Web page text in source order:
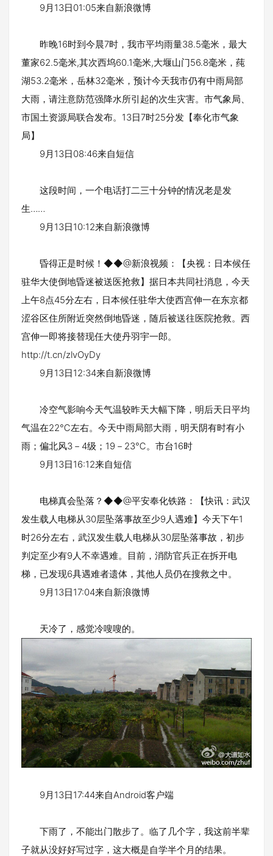
9月13日01:05来自新浪微博
昨晚16时到今晨7时，我市平均雨量38.5毫米，最大
董家62.5毫米,其次西坞60.1毫米,大堰山门56.8毫米，莼
湖53.2毫米，岳林32毫米，预计今天我市仍有中雨局部
大雨，请注意防范强降水所引起的次生灾害。市气象局、
市国土资源局联合发布。13日7时25分发【奉化市气象
局】
9月13日08:46来自短信
这段时间，一个电话打二三十分钟的情况老是发
生……
9月13日10:12来自新浪微博
昏得正是时候！◆◆@新浪视频：【央视：日本候任
驻华大使倒地昏迷被送医抢救】据日本共同社消息，今天
上午8点45分左右，日本候任驻华大使西宫伸一在东京都
涩谷区住所附近突然倒地昏迷，随后被送往医院抢救。西
宫伸一即将接替现任大使丹羽宇一郎。
http://t.cn/zlvOyDy
9月13日12:34来自新浪微博
冷空气影响今天气温较昨天大幅下降，明后天日平均
气温在22℃左右。今天中雨局部大雨，明天阴有时有小
雨；偏北风3－4级；19－23℃。市台16时
9月13日16:12来自短信
电梯真会坠落？◆◆@平安奉化铁路：【快讯：武汉
发生载人电梯从30层坠落事故至少9人遇难】今天下午1
时26分左右，武汉发生载人电梯从30层坠落事故，初步
判定至少有9人不幸遇难。目前，消防官兵正在拆开电
梯，已发现6具遇难者遗体，其他人员仍在搜救之中。
9月13日17:04来自新浪微博
天冷了，感觉冷嗖嗖的。
9月13日17:44来自Android客户端
下雨了，不能出门散步了。临了几个字，我这前半辈
子就从没好好写过字，这大概是自学半个月的结果。